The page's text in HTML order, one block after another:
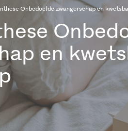
Onbedoelde zwangerschap en
en